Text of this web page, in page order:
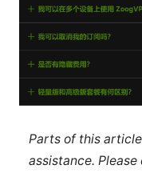
Parts of this
assistance.